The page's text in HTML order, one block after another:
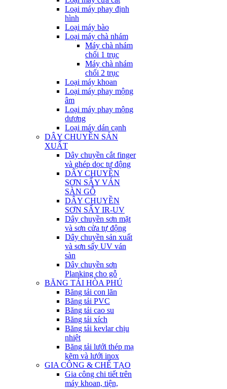
Loại máy phay định
hình
Loại máy bào
Loại máy chà nhám
Máy chà nhám
chổi 1 trục
Máy chà nhám
chổi 2 trục
Loại máy khoan
Loại máy phay mộng
âm
Loại máy phay mộng
dương
Loại máy dán cạnh
DÂY CHUYỀN SẢN
XUẤT
Dây chuyền cắt finger
và ghép dọc tự động
DÂY CHUYỀN
SƠN SẤY VÁN
SÀN GỖ
DÂY CHUYỀN
SƠN SẤY IR-UV
Dây chuyền sơn mặt
và sơn cửa tự động
Dây chuyền sản xuất
và sơn sấy UV ván
sàn
Dây chuyền sơn
Planking cho gỗ
BĂNG TẢI HÒA PHÚ
Băng tải con lăn
Băng tải PVC
Băng tải cao su
Băng tải xích
Băng tải kevlar chịu
nhiệt
Băng tải lưới thép mạ
kẽm và lưới inox
GIA CÔNG & CHẾ TẠO
Gia công chi tiết trên
máy khoan, tiện,